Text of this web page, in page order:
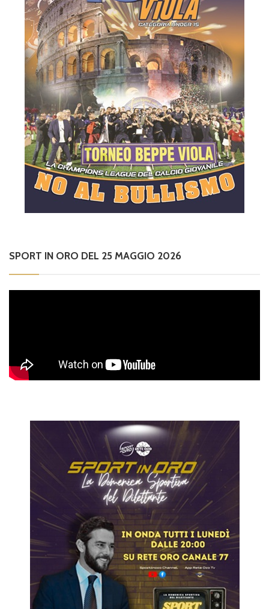
SPORT IN ORO DEL 25 MAGGIO 2026